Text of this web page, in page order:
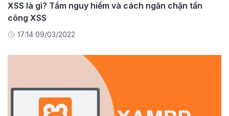
XSS là gì? Tầm nguy hiểm và cách ngăn chặn tấn
công XSS
17:14 09/03/2022